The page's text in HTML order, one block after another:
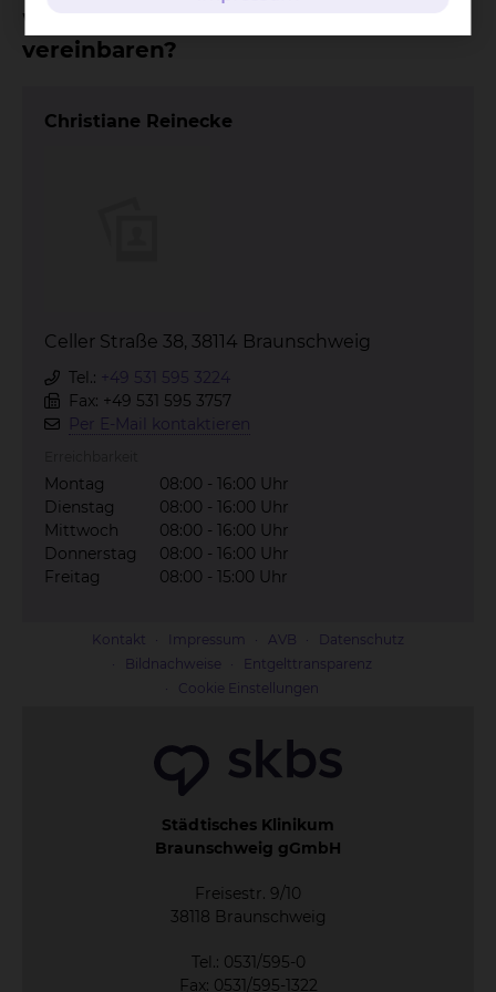
Wo kann ich einen Termin
vereinbaren?
Christiane Reinecke
Celler Straße 38, 38114 Braunschweig
Tel.: +49 531 595 3224
Fax: +49 531 595 3757
Per E-Mail kontaktieren
Montag
08:00 - 16:00 Uhr
Dienstag
08:00 - 16:00 Uhr
Mittwoch
08:00 - 16:00 Uhr
Donnerstag
08:00 - 16:00 Uhr
Freitag
08:00 - 15:00 Uhr
Kontakt Impressum AVB
Datenschutz
Bildnachweise
Entgelttransparenz
Cookie Einstellungen
Städtisches Klinikum
Braunschweig gGmbH
Freisestr. 9/10
38118 Braunschweig
Tel.: 0531/595-0
Fax: 0531/595-1322